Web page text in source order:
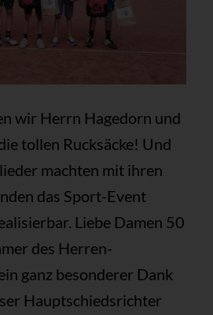
wir Herrn Hagedorn und
tollen Rucksäcke! Und
machten mit ihren
das Sport-Event
Liebe Damen 50
des Herren-
ganz besonderer Dank
Hauptschiedsrichter